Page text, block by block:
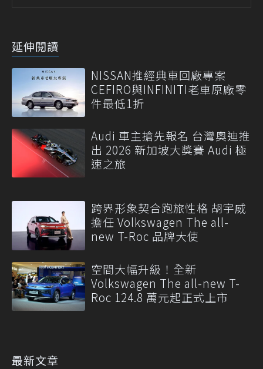
延伸閱讀
NISSAN推經典車回廠專案
CEFIRO與INFINITI老車原廠零
件最低1折
Audi 車主搶先報名 台灣奧迪推
出 2026 新加坡大獎賽 Audi 極
速之旅
跨界形象契合跑旅性格 胡宇威
擔任 Volkswagen The all-
new T-Roc 品牌大使
空間大幅升級！全新
Volkswagen The all-new T-
Roc 124.8 萬元起正式上市
最新文章